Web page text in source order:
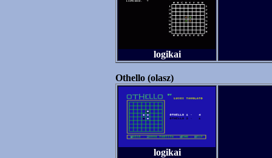
logikai
Othello (olasz)
logikai